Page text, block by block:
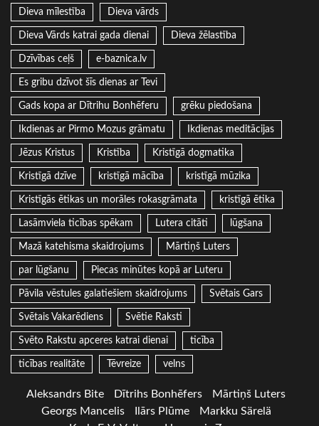
Dieva mīlestība Dieva vārds
Dieva Vārds katrai gada dienai Dieva žēlastība
Dzīvības ceļš e-baznica.lv
Es gribu dzīvot šīs dienas ar Tevi
Gads kopa ar Dītrihu Bonhēferu grēku piedošana
Ikdienas ar Pirmo Mozus grāmatu Ikdienas meditācijas
Jēzus Kristus Kristība Kristīgā dogmatika
Kristīgā dzīve kristīgā mācība kristīgā mūzika
Kristīgās ētikas un morāles rokasgrāmata kristīgā ētika
Lasāmviela ticības spēkam Lutera citāti lūgšana
Mazā katehisma skaidrojums Mārtiņš Luters
par lūgšanu Piecas minūtes kopā ar Luteru
Pāvila vēstules galatiešiem skaidrojums Svētais Gars
Svētais Vakarēdiens Svētie Raksti
Svēto Rakstu apceres katrai dienai ticība
ticības realitāte Tēvreize velns
Aleksandrs Bite Dītrihs Bonhēfers
Mārtiņš Luters
Georgs Mancelis
Ilārs Plūme
Markku Särelä